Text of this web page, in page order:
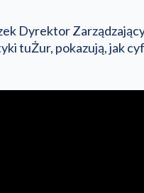
Dyrektor
tuŻur, pokazują, jak